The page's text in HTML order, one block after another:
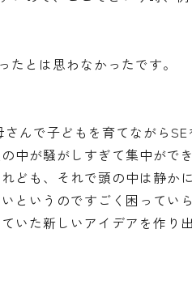
とは思わなかったです。
んで子どもを育てながらSE
中が騒がしすぎて集中がで
ども、それで頭の中は静か
というのですごく困ってい
いた新しいアイデアを作り